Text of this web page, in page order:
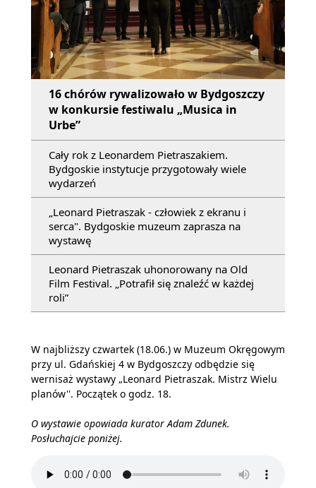
16 chórów rywalizowało w Bydgoszczy
w konkursie festiwalu „Musica in
Urbe”
Cały rok z Leonardem Pietraszakiem.
Bydgoskie instytucje przygotowały wiele
wydarzeń
„Leonard Pietraszak - człowiek z ekranu i
serca". Bydgoskie muzeum zaprasza na
wystawę
Leonard Pietraszak uhonorowany na Old
Film Festival. „Potrafił się znaleźć w każdej
roli”
W najbliższy czwartek (18.06.) w Muzeum Okręgowym
przy ul. Gdańskiej 4 w Bydgoszczy odbędzie się
wernisaż wystawy „Leonard Pietraszak. Mistrz Wielu
planów''. Początek o godz. 18.
O wystawie opowiada kurator Adam Zdunek.
Posłuchajcie poniżej.